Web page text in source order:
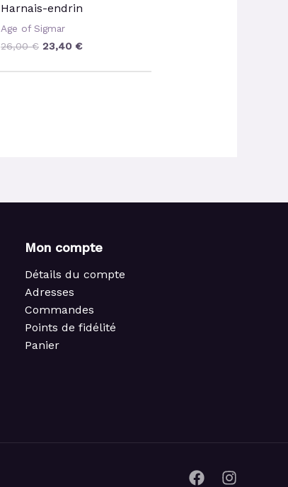
Harnais-endrin
Age of Sigmar
26,00€ 23,40 €
Mon compte
Détails du compte
Adresses
Commandes
Points de fidélité
Panier